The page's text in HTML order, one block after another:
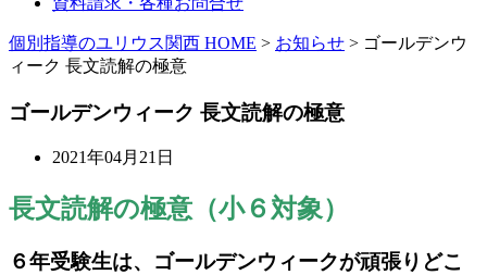
個別指導のユリウス関西 HOME > お知らせ > ゴールデンウ
ィーク 長文読解の極意
ゴールデンウィーク 長文読解の極意
2021年04月21日
長文読解の極意（小６対象）
６年受験生は、ゴールデンウィークが頑張りどこ